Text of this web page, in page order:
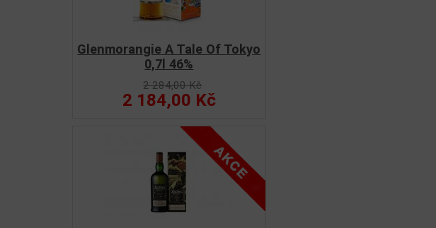
Glenmorangie A Tale Of Tokyo
0,7l 46%
2 284,00 Kč
2 184,00 Kč